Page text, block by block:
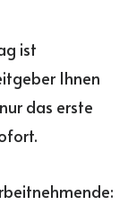
ist
Ihnen
das erste